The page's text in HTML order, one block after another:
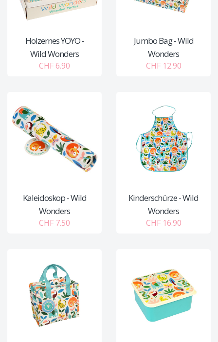
Holzernes YOYO -
Wild Wonders
CHF 6.90
Jumbo Bag - Wild
Wonders
CHF 12.90
Kaleidoskop - Wild
Wonders
CHF 7.50
Kinderschürze - Wild
Wonders
CHF 16.90